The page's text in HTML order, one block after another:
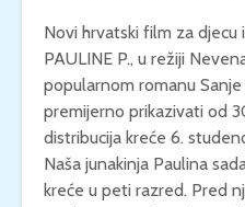
Novi hrvatski film za djecu
PAULINE P., u režiji
popularnom romanu
premijerno prikazivati od
distribucija kreće 6.
Naša junakinja Paulina
kreće u peti razred. Pred